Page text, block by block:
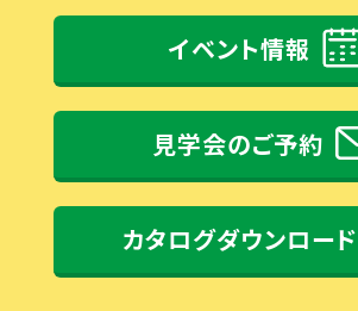
イベント情報
見学会のご予約
カタログダウンロード